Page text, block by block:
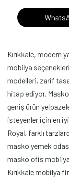
Kırıkkale, modern
mobilya
modelleri, zarif
hitap ediyor.
geniş ürün
isteyenler için en
Royal, farklı
masko yemek
masko ofis
Kırıkkale mobilya